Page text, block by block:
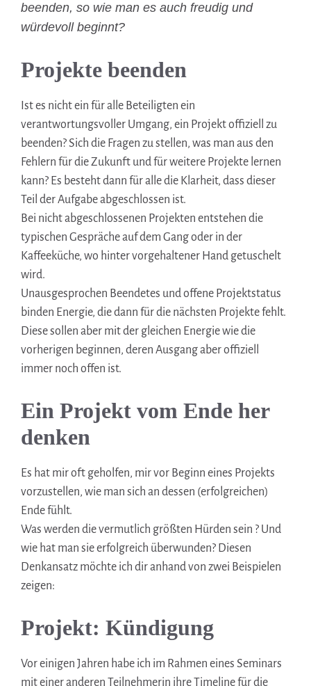
beenden, so wie man es auch freudig und
würdevoll beginnt?
Projekte beenden
Ist es nicht ein für alle Beteiligten ein
verantwortungsvoller Umgang, ein Projekt offiziell zu
beenden? Sich die Fragen zu stellen, was man aus den
Fehlern für die Zukunft und für weitere Projekte lernen
kann? Es besteht dann für alle die Klarheit, dass dieser
Teil der Aufgabe abgeschlossen ist.
Bei nicht abgeschlossenen Projekten entstehen die
typischen Gespräche auf dem Gang oder in der
Kaffeeküche, wo hinter vorgehaltener Hand getuschelt
wird.
Unausgesprochen Beendetes und offene Projektstatus
binden Energie, die dann für die nächsten Projekte fehlt.
Diese sollen aber mit der gleichen Energie wie die
vorherigen beginnen, deren Ausgang aber offiziell
immer noch offen ist.
Ein Projekt vom Ende her
denken
Es hat mir oft geholfen, mir vor Beginn eines Projekts
vorzustellen, wie man sich an dessen (erfolgreichen)
Ende fühlt.
Was werden die vermutlich größten Hürden sein ? Und
wie hat man sie erfolgreich überwunden? Diesen
Denkansatz möchte ich dir anhand von zwei Beispielen
zeigen:
Projekt: Kündigung
Vor einigen Jahren habe ich im Rahmen eines Seminars
mit einer anderen Teilnehmerin ihre Timeline für die